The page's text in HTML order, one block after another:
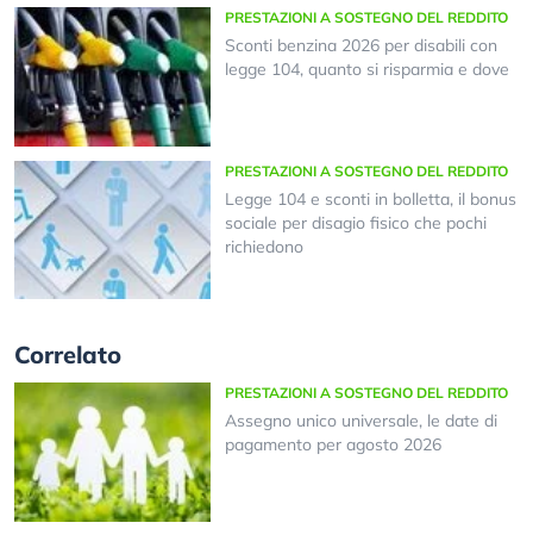
PRESTAZIONI A SOSTEGNO DEL REDDITO
Sconti benzina 2026 per disabili con
legge 104, quanto si risparmia e dove
PRESTAZIONI A SOSTEGNO DEL REDDITO
Legge 104 e sconti in bolletta, il bonus
sociale per disagio fisico che pochi
richiedono
Correlato
PRESTAZIONI A SOSTEGNO DEL REDDITO
Assegno unico universale, le date di
pagamento per agosto 2026